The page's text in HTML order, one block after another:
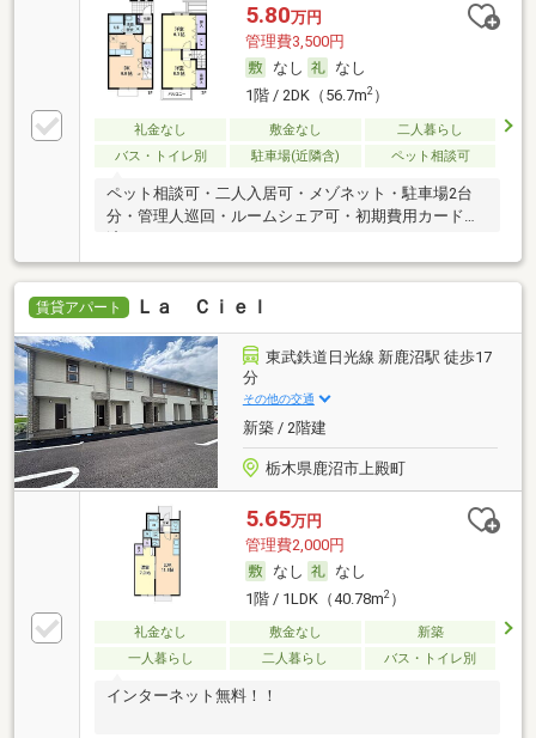
5.80万円
管理費3,500円
なし
なし
1階 / 2DK（56.7m2）
礼金なし 敷金なし
二人暮らし
バス・トイレ別
駐車場(近隣含) ペット相談可
ペット相談可・二人入居可・メゾネット・駐車場2台
分・管理人巡回・ルームシェア可・初期費用カード決
済可
賃貸アパート Ｌａ Ｃｉｅｌ
東武鉄道日光線 新鹿沼駅 徒歩17
分
その他の交通
新築 / 2階建
栃木県鹿沼市上殿町
5.65万円
管理費2,000円
なし
なし
1階 / 1LDK（40.78m2）
礼金なし 敷金なし
新築
一人暮らし
二人暮らし バス・トイレ別
インターネット無料！！